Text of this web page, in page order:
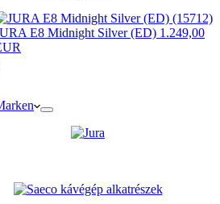
E8 Midnight Silver (ED) 1.249,00